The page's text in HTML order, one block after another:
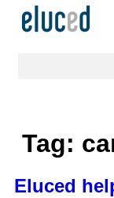
Tag:
Eluced